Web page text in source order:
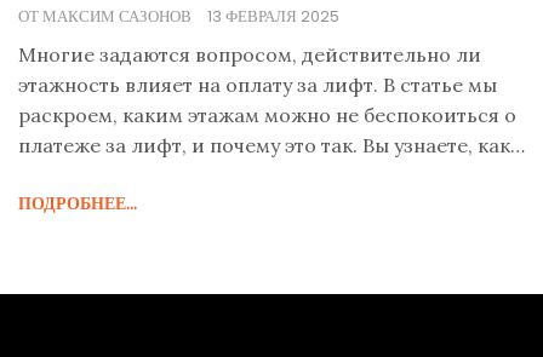
ОТ МАКСИМ САЗОНОВ 13 ФЕВРАЛЯ 2025
Многие задаются вопросом, действительно ли
этажность влияет на оплату за лифт. В статье мы
раскроем, каким этажам можно не беспокоиться о
платеже за лифт, и почему это так. Вы узнаете, как
ежемесячные счета, и получите полезные советы о
рассматривает покупку жилья или переезд.
ПОДРОБНЕЕ...